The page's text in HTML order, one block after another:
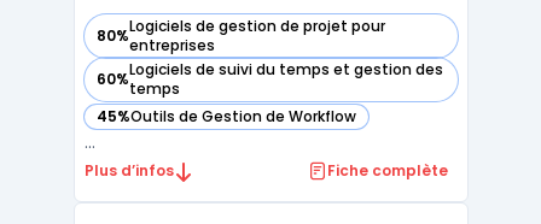
80%Logiciels de gestion de projet pour
entreprises
— voir ActiveCollab dans cette catégorie
60%Logiciels de suivi du temps et gestion des
temps
— voir ActiveCollab dans cette catégorie
45%Outils de Gestion de Workflow
— voir ActiveCollab dans cette catégorie
...
Plus d’infos Fiche complète